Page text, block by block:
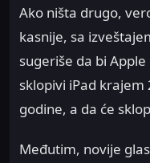
Ako ništa drugo,
kasnije, sa
sugeriše da bi
sklopivi iPad
godine, a da će
Međutim, novije